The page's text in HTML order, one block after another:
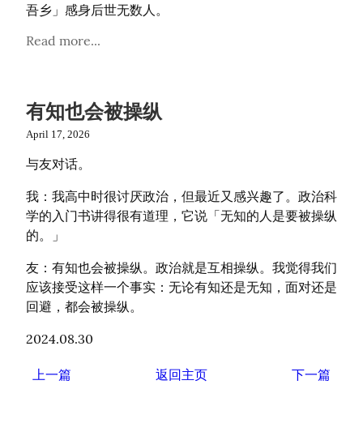
吾乡」感身后世无数人。
Read more...
有知也会被操纵
April 17, 2026
与友对话。
我：我高中时很讨厌政治，但最近又感兴趣了。政治科
学的入门书讲得很有道理，它说「无知的人是要被操纵
的。」
友：有知也会被操纵。政治就是互相操纵。我觉得我们
应该接受这样一个事实：无论有知还是无知，面对还是
回避，都会被操纵。
2024.08.30
上一篇 返回主页 下一篇